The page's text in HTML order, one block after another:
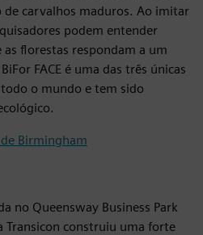
de carvalhos maduros. Ao imitar
podem entender
florestas respondam a um
FACE é uma das três únicas
o mundo e tem sido
de Birmingham
no Queensway Business Park
Transicon construiu uma forte